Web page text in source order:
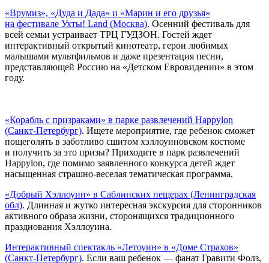
«Врумиз», «Дуда и Дада» и «Марин и его друзья»
на фестивале Ухты! Land (Москва). Осенний фестиваль для
всей семьи устраивает ТРЦ ГУДЗОН. Гостей ждет
интерактивный открытый кинотеатр, герои любимых
малышами мультфильмов и даже презентация песни,
представляющей Россию на «Детском Евровидении» в этом
году.
«Корабль с призраками» в парке развлечений Happylon
(Санкт-Петербург). Ищете мероприятие, где ребенок сможет
пощеголять в заботливо сшитом хэллоуиновском костюме
и получить за это призы? Приходите в парк развлечений
Happylon, где помимо заявленного конкурса детей ждет
насыщенная страшно-веселая тематическая программа.
«Добрый Хэллоуин» в Саблинских пещерах (Ленинградская
обл). Длинная и жутко интересная экскурсия для сторонников
активного образа жизни, сторонящихся традиционного
празднования Хэллоуина.
Интерактивный спектакль «Летоуин» в «Доме Страхов»
(Санкт-Петербург). Если ваш ребенок — фанат Гравити Фолз,